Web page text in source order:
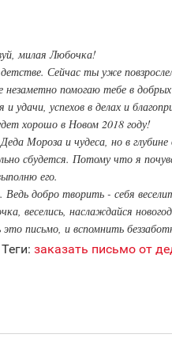
милая Любочка!
Сейчас ты уже
помогаю тебе в добрых
успехов в делах и
хорошо в Новом 2018 году!
Мороза и чудеса, но в
сбудется. Потому что я
его.
добро творить - себя
веселись, наслаждайся
письмо, и вспомнить
Теги: заказать письмо от